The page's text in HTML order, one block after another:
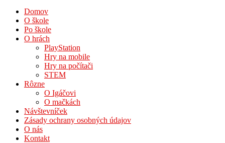
Domov
O škole
Po škole
O hrách
PlayStation
Hry na mobile
Hry na počítači
STEM
Rôzne
O Igáčovi
O mačkách
Návštevníček
Zásady ochrany osobných údajov
O nás
Kontakt